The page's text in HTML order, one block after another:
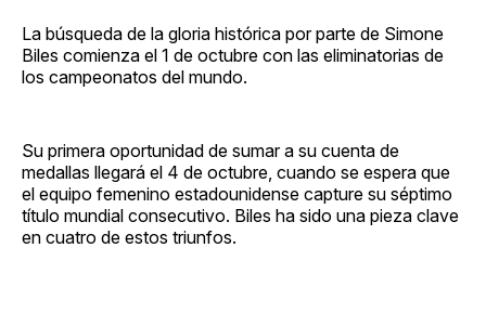
La búsqueda de la gloria histórica por parte de Simone
Biles comienza el 1 de octubre con las eliminatorias de
los campeonatos del mundo.
Su primera oportunidad de sumar a su cuenta de
medallas llegará el 4 de octubre, cuando se espera que
el equipo femenino estadounidense capture su séptimo
título mundial consecutivo. Biles ha sido una pieza clave
en cuatro de estos triunfos.